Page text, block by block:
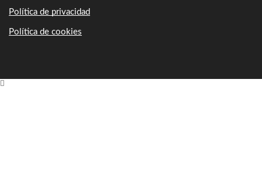
Política de privacidad
Política de cookies